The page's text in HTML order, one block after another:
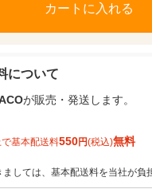
カートに入れる
について
が販売・発送します。
基本配送料550円(税込)無料
しては、基本配送料を当社が負